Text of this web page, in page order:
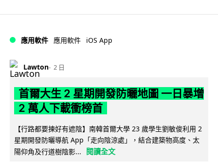
應用軟件 應用軟件 iOS App
Lawton 2 日
首爾大生 2 星期開發防曬地圖 一日暴增
2 萬人下載衝榜首
【行路都要揀好有遮陰】南韓首爾大學 23 歲學生劉敏俊利用 2
星期開發防曬導航 App「走向陰涼處」，結合建築物高度、太
陽仰角及行道樹陰影...
閱讀全文